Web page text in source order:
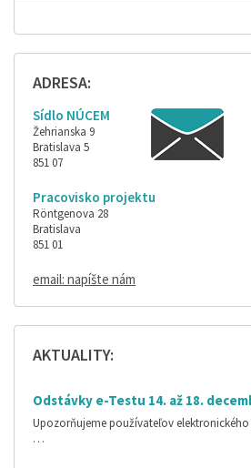
ADRESA:
Sídlo NÚCEM
Žehrianska 9
Bratislava 5
851 07
Pracovisko projektu
Röntgenova 28
Bratislava
851 01
email: napíšte nám
AKTUALITY:
Odstávky e-Testu 14. až 18.
Upozorňujeme používateľov
…